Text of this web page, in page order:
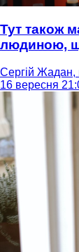
Тут також
людиною,
Сергій Жадан,
16 вересня